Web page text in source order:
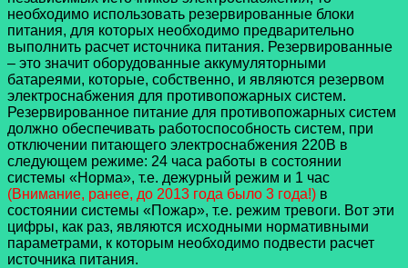
необходимо использовать резервированные блоки
питания, для которых необходимо предварительно
выполнить расчет источника питания. Резервированные
– это значит оборудованные аккумуляторными
батареями, которые, собственно, и являются резервом
электроснабжения для противопожарных систем.
Резервированное питание для противопожарных систем
должно обеспечивать работоспособность систем, при
отключении питающего электроснабжения 220В в
следующем режиме: 24 часа работы в состоянии
системы «Норма», т.е. дежурный режим и 1 час
(Внимание, ранее, до 2013 года было 3 года!) в
состоянии системы «Пожар», т.е. режим тревоги. Вот эти
цифры, как раз, являются исходными нормативными
параметрами, к которым необходимо подвести расчет
источника питания.